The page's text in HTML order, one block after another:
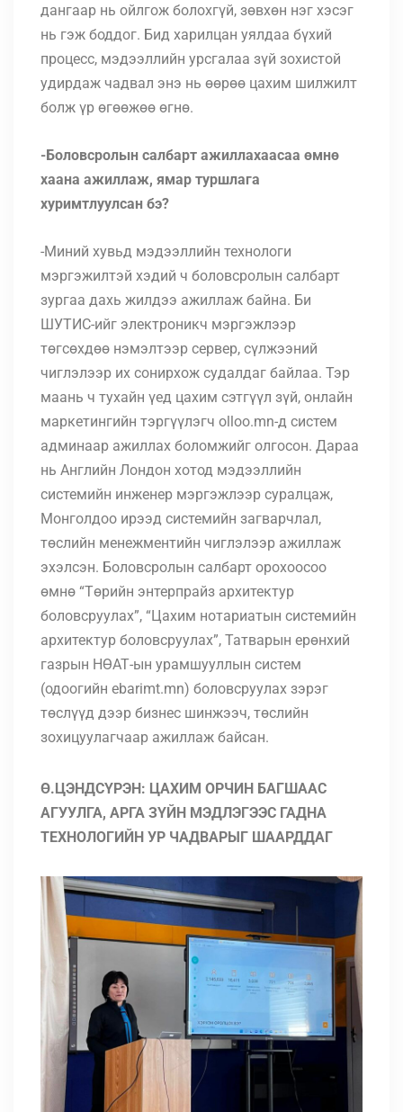
дангаар нь ойлгож болохгүй, зөвхөн нэг хэсэг
нь гэж боддог. Бид харилцан уялдаа бүхий
процесс, мэдээллийн урсгалаа зүй зохистой
удирдаж чадвал энэ нь өөрөө цахим шилжилт
болж үр өгөөжөө өгнө.
-Боловсролын салбарт ажиллахаасаа өмнө
хаана ажиллаж, ямар туршлага
хуримтлуулсан бэ?
-Миний хувьд мэдээллийн технологи
мэргэжилтэй хэдий ч боловсролын салбарт
зургаа дахь жилдээ ажиллаж байна. Би
ШУТИС-ийг электроникч мэргэжлээр
төгсөхдөө нэмэлтээр сервер, сүлжээний
чиглэлээр их сонирхож судалдаг байлаа. Тэр
маань ч тухайн үед цахим сэтгүүл зүй, онлайн
маркетингийн тэргүүлэгч olloo.mn-д систем
админаар ажиллах боломжийг олгосон. Дараа
нь Английн Лондон хотод мэдээллийн
системийн инженер мэргэжлээр суралцаж,
Монголдоо ирээд системийн загварчлал,
төслийн менежментийн чиглэлээр ажиллаж
эхэлсэн. Боловсролын салбарт орохоосоо
өмнө “Төрийн энтерпрайз архитектур
боловсруулах”, “Цахим нотариатын системийн
архитектур боловсруулах”, Татварын ерөнхий
газрын НӨАТ-ын урамшууллын систем
(одоогийн ebarimt.mn) боловсруулах зэрэг
төслүүд дээр бизнес шинжээч, төслийн
зохицуулагчаар ажиллаж байсан.
Ө.ЦЭНДСҮРЭН: ЦАХИМ ОРЧИН БАГШААС
АГУУЛГА, АРГА ЗҮЙН МЭДЛЭГЭЭС ГАДНА
ТЕХНОЛОГИЙН УР ЧАДВАРЫГ ШААРДДАГ